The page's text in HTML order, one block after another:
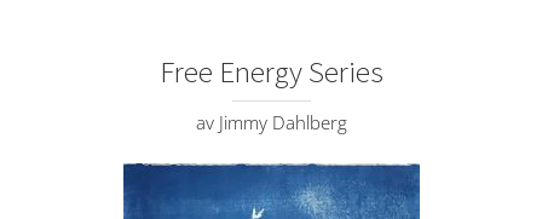
Free Energy Series
av Jimmy Dahlberg